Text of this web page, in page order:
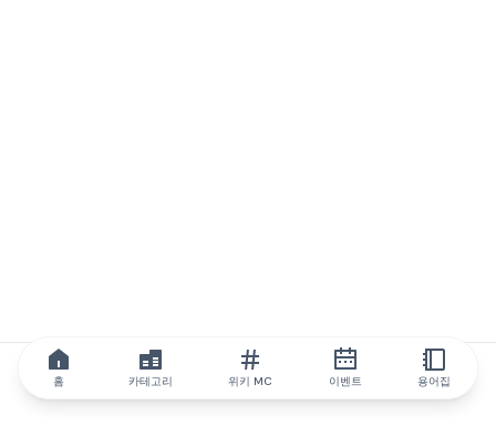
홈 카테고리 위키 MC 이벤트 용어집